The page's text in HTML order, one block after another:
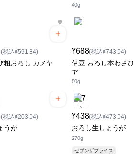
40g
(税込¥591.84)
粗おろし カメヤ
¥688(税込¥743.04)
伊豆 おろし本わさ
ヤ
50g
(税込¥203.04)
うが
¥438(税込¥473.04)
おろし生しょうが
270g
セブンザプライス